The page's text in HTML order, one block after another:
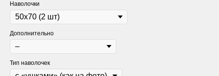
Наволочки
Дополнительно
Тип наволочек